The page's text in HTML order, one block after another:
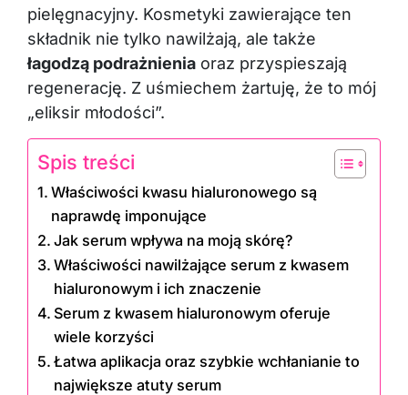
pielęgnacyjny. Kosmetyki zawierające ten
składnik nie tylko nawilżają, ale także
łagodzą podrażnienia oraz przyspieszają
regenerację. Z uśmiechem żartuję, że to mój
„eliksir młodości”.
Spis treści
Właściwości kwasu hialuronowego są
naprawdę imponujące
Jak serum wpływa na moją skórę?
Właściwości nawilżające serum z kwasem
hialuronowym i ich znaczenie
Serum z kwasem hialuronowym oferuje
wiele korzyści
Łatwa aplikacja oraz szybkie wchłanianie to
największe atuty serum